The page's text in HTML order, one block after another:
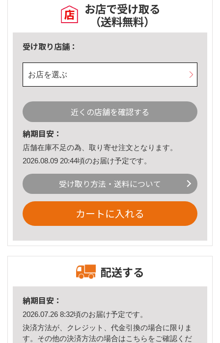
お店で受け取る
（送料無料）
受け取り店舗：
お店を選ぶ
近くの店舗を確認する
納期目安：
店舗在庫不足の為、取り寄せ注文となります。
2026.08.09 20:44頃のお届け予定です。
受け取り方法・送料について
カートに入れる
配送する
納期目安：
2026.07.26 8:32頃のお届け予定です。
決済方法が、クレジット、代金引換の場合に限りま
す。その他の決済方法の場合はこちら をご確認くだ